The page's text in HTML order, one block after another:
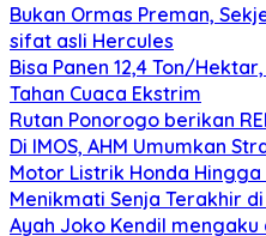
Bukan Ormas Preman,
sifat asli Hercules
Bisa Panen 12,4 Ton/
Tahan Cuaca Ekstrim
Rutan Ponorogo berikan
Di IMOS, AHM Umumkan
Motor Listrik Honda Hingga
Menikmati Senja Terakhir
Ayah Joko Kendil